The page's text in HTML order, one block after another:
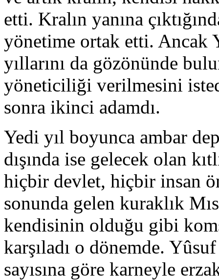
etti. Kralın yanına
yönetime ortak etti. Ancak
yıllarını da gözönünde
yöneticiliği verilmesini
sonra ikinci adamdı.
Yedi yıl boyunca ambar
dışında ise gelecek olan
hiçbir devlet, hiçbir insan
sonunda gelen kuraklık
kendisinin olduğu gibi
karşıladı o dönemde.
sayısına göre karneyle